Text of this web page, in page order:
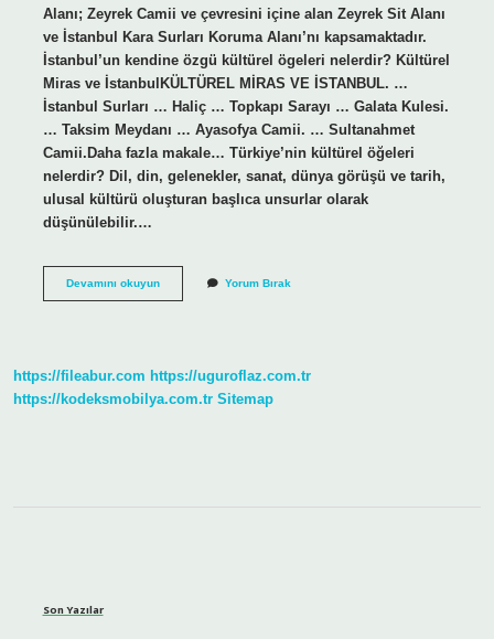
Alanı; Zeyrek Camii ve çevresini içine alan Zeyrek Sit Alanı
ve İstanbul Kara Surları Koruma Alanı’nı kapsamaktadır.
İstanbul’un kendine özgü kültürel ögeleri nelerdir? Kültürel
Miras ve İstanbulKÜLTÜREL MİRAS VE İSTANBUL. …
İstanbul Surları … Haliç … Topkapı Sarayı … Galata Kulesi.
… Taksim Meydanı … Ayasofya Camii. … Sultanahmet
Camii.Daha fazla makale… Türkiye’nin kültürel öğeleri
nelerdir? Dil, din, gelenekler, sanat, dünya görüşü ve tarih,
ulusal kültürü oluşturan başlıca unsurlar olarak
düşünülebilir.…
Devamını okuyunIstanbulun
Yorum Bırak
https://fileabur.com https://uguroflaz.com.tr
https://kodeksmobilya.com.tr Sitemap
Son Yazılar